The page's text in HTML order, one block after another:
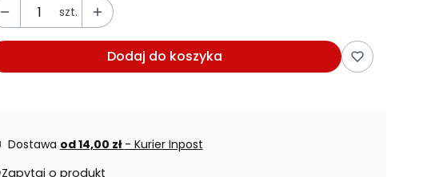
szt.
Dodaj do koszyka
Dostawa od 14,00 zł - Kurier Inpost
Zapytaj o produkt